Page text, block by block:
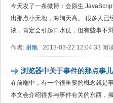
今天发了一条微博：会原生
出那点小天地，海阔天高。 很多人已
谈，肯定会引起口水仗，但有些事不
作者: 射雕 2013-03-22 12:04:33 阅
浏览器中关于事件的那点事儿
在前端中，有一个很重要的概念就是
本文会介绍很多与事件有关的东西，